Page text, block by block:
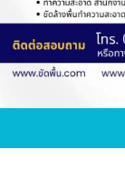
ขัดพื้น